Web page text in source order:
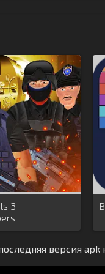
3
версия apk